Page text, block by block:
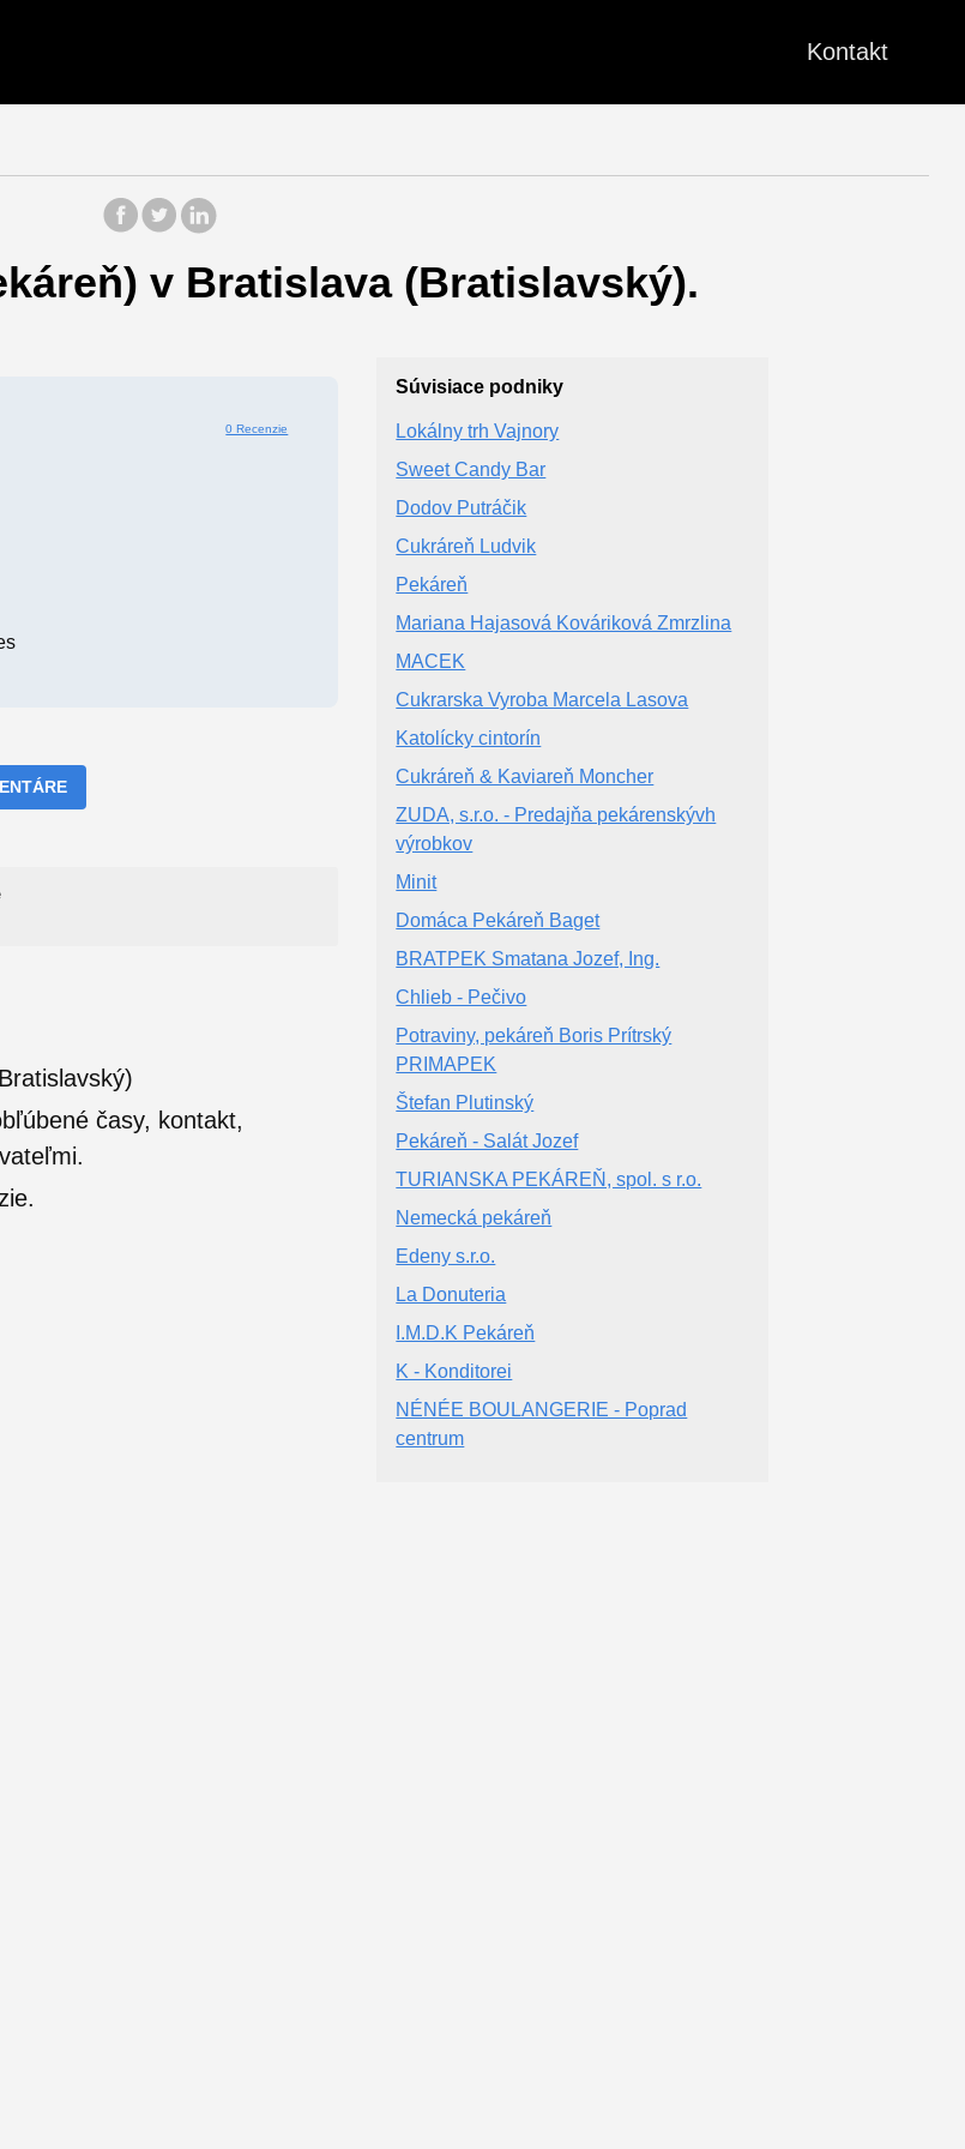
Kontakt
v Bratislava (Bratislavský).
0 Recenzie
časy, kontakt,
Súvisiace podniky
Lokálny trh Vajnory
Sweet Candy Bar
Dodov Putráčik
Cukráreň Ludvik
Pekáreň
Mariana Hajasová Kováriková Zmrzlina
MACEK
Cukrarska Vyroba Marcela Lasova
Katolícky cintorín
Cukráreň & Kaviareň Moncher
ZUDA, s.r.o. - Predajňa pekárenskývh
výrobkov
Minit
Domáca Pekáreň Baget
BRATPEK Smatana Jozef, Ing.
Chlieb - Pečivo
Potraviny, pekáreň Boris Prítrský
PRIMAPEK
Štefan Plutinský
Pekáreň - Salát Jozef
TURIANSKA PEKÁREŇ, spol. s r.o.
Nemecká pekáreň
Edeny s.r.o.
La Donuteria
I.M.D.K Pekáreň
K - Konditorei
NÉNÉE BOULANGERIE - Poprad
centrum